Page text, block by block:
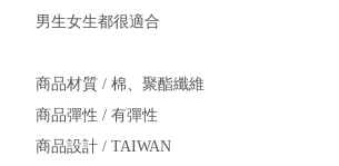
男生女生都很適合
商品材質 / 棉、聚酯纖維
商品彈性 / 有彈性
商品設計 / TAIWAN